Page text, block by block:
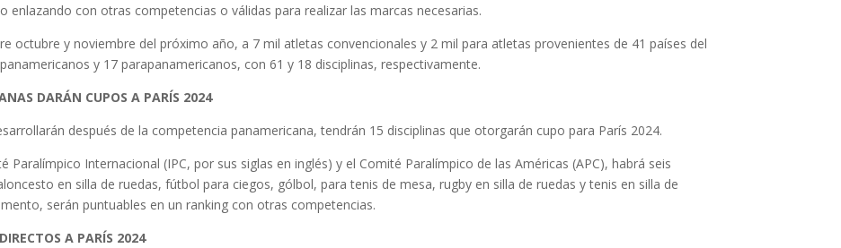
enlazando con otras competencias o válidas para realizar las marcas necesarias.
octubre y noviembre del próximo año, a 7 mil atletas convencionales y 2 mil para atletas provenientes de 41 países del
y 17 parapanamericanos, con 61 y 18 disciplinas, respectivamente.
DARÁN CUPOS A PARÍS 2024
después de la competencia panamericana, tendrán 15 disciplinas que otorgarán cupo para París 2024.
Internacional (IPC, por sus siglas en inglés) y el Comité Paralímpico de las Américas (APC), habrá seis
en silla de ruedas, fútbol para ciegos, gólbol, para tenis de mesa, rugby en silla de ruedas y tenis en silla de
serán puntuables en un ranking con otras competencias.
A PARÍS 2024